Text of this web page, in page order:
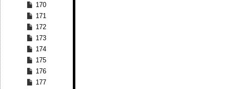
170
171
172
173
174
175
176
177